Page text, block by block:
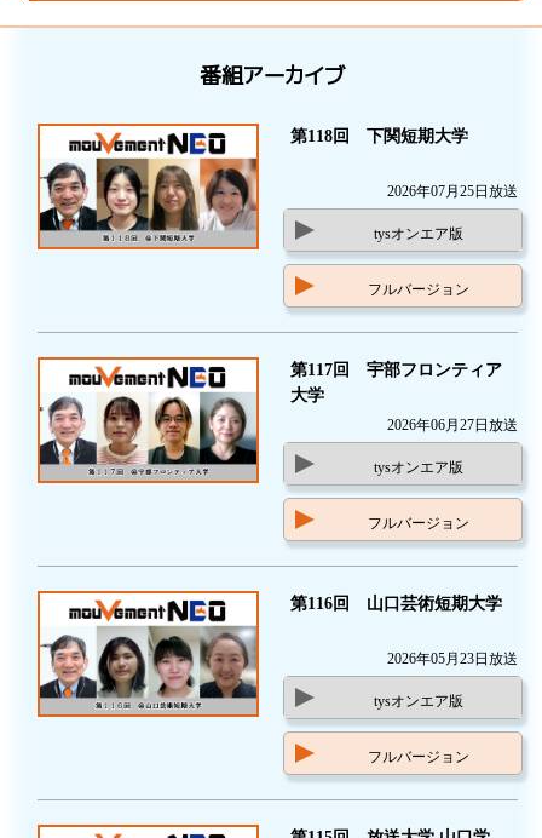
番組アーカイブ
第118回 下関短期大学
2026年07月25日放送
tysオンエア版
フルバージョン
第117回 宇部フロンティア
大学
2026年06月27日放送
tysオンエア版
フルバージョン
第116回 山口芸術短期大学
2026年05月23日放送
tysオンエア版
フルバージョン